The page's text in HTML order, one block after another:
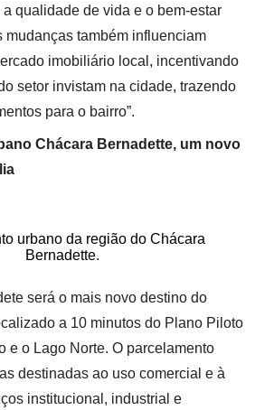
qualidade de vida e o bem-estar
mudanças também influenciam
imobiliário local, incentivando
setor invistam na cidade, trazendo
para o bairro”.
Chácara Bernadette, um novo
urbano da região do Chácara
Bernadette.
será o mais novo destino do
a 10 minutos do Plano Piloto
e o Lago Norte. O parcelamento
destinadas ao uso comercial e à
institucional, industrial e